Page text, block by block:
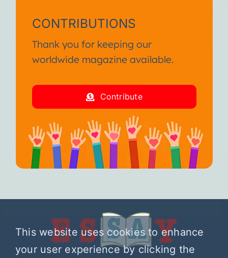
CONTRIBUTIONS
Thank you for keeping our
worldwide magazine available.
Contribute
This website uses cookies to enhance
your user experience by clicking the